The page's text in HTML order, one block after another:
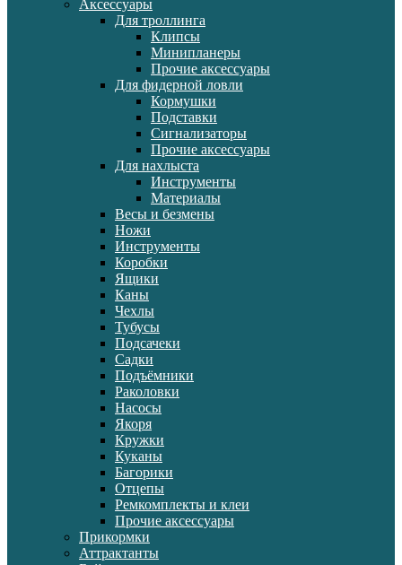
Аксессуары
Для троллинга
Клипсы
Минипланеры
Прочие аксессуары
Для фидерной ловли
Кормушки
Подставки
Сигнализаторы
Прочие аксессуары
Для нахлыста
Инструменты
Материалы
Весы и безмены
Ножи
Инструменты
Коробки
Ящики
Каны
Чехлы
Тубусы
Подсачеки
Садки
Подъёмники
Раколовки
Насосы
Якоря
Кружки
Куканы
Багорики
Отцепы
Ремкомплекты и клеи
Прочие аксессуары
Прикормки
Аттрактанты